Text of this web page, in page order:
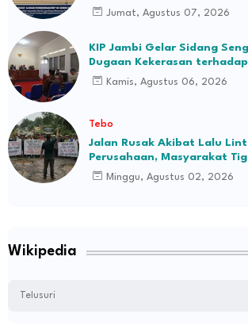
Jumat, Agustus 07, 2026
KIP Jambi Gelar Sidang
Dugaan Kekerasan terhadap
H.M.Syukur Jambi
Kamis, Agustus 06, 2026
Tebo
Jalan Rusak Akibat Lalu
Perusahaan, Masyarakat
Ilir Bakal Blokade Jalan
Minggu, Agustus 02, 2026
Wikipedia